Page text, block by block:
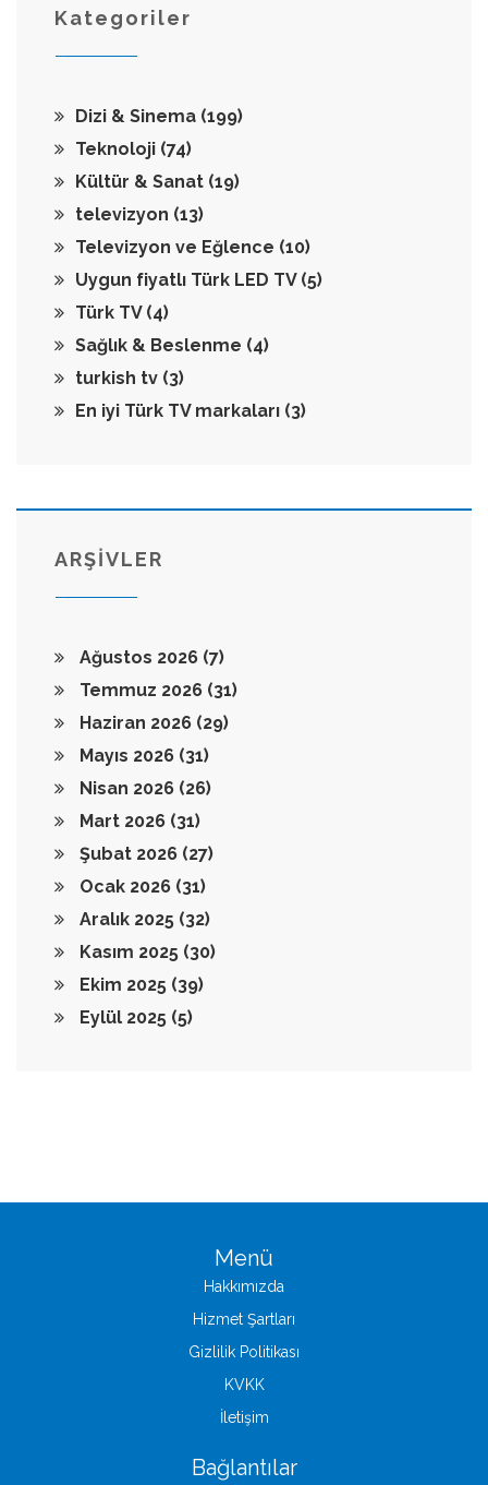
Kategoriler
Dizi & Sinema (199)
Teknoloji (74)
Kültür & Sanat (19)
televizyon (13)
Televizyon ve Eğlence (10)
Uygun fiyatlı Türk LED TV (5)
Türk TV (4)
Sağlık & Beslenme (4)
turkish tv (3)
En iyi Türk TV markaları (3)
ARŞİVLER
Ağustos 2026 (7)
Temmuz 2026 (31)
Haziran 2026 (29)
Mayıs 2026 (31)
Nisan 2026 (26)
Mart 2026 (31)
Şubat 2026 (27)
Ocak 2026 (31)
Aralık 2025 (32)
Kasım 2025 (30)
Ekim 2025 (39)
Eylül 2025 (5)
Menü
Hakkımızda
Hizmet Şartları
Gizlilik Politikası
KVKK
İletişim
Bağlantılar